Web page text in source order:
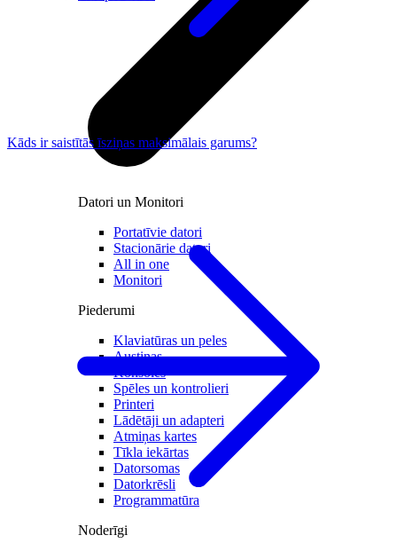
Datori un Monitori
Portatīvie datori
Stacionārie datori
All in one
Monitori
Piederumi
Klaviatūras un peles
Austiņas
Konsoles
Spēles un kontrolieri
Printeri
Lādētāji un adapteri
Atmiņas kartes
Tīkla iekārtas
Datorsomas
Datorkrēsli
Programmatūra
Noderīgi
Kāds ir saistītās īsziņas maksimālais garums?